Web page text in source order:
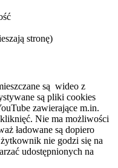
stronę)
są wideo z
są pliki cookies
zawierające m.in.
Nie ma możliwości
ładowane są dopiero
nie godzi się na
udostępnionych na